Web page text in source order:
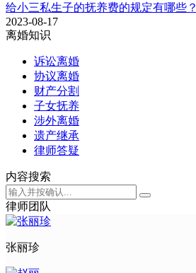
给小三私生子的抚养费的规定有哪些？
2023-08-17
离婚知识
诉讼离婚
协议离婚
财产分割
子女抚养
涉外离婚
遗产继承
律师答疑
内容搜索
律师团队
张丽珍